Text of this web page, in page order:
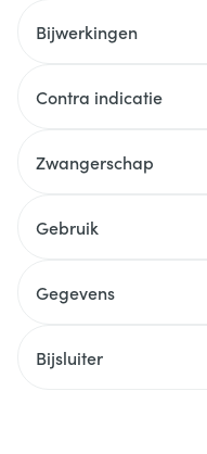
Bijwerkingen
Contra indicatie
Zwangerschap
Gebruik
Gegevens
Bijsluiter